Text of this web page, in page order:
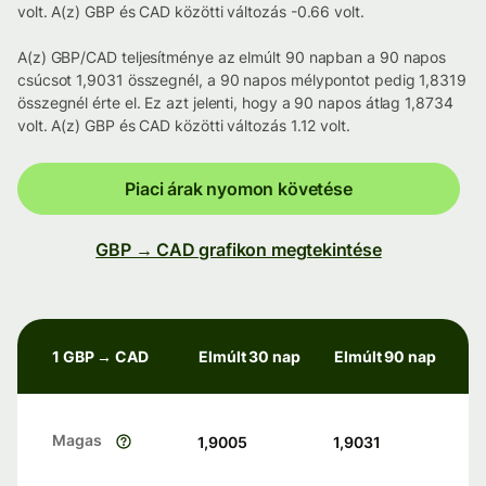
volt. A(z) GBP és CAD közötti változás -0.66 volt.
A(z) GBP/CAD teljesítménye az elmúlt 90 napban a 90 napos
csúcsot 1,9031 összegnél, a 90 napos mélypontot pedig 1,8319
összegnél érte el. Ez azt jelenti, hogy a 90 napos átlag 1,8734
volt. A(z) GBP és CAD közötti változás 1.12 volt.
Piaci árak nyomon követése
GBP → CAD grafikon megtekintése
1 GBP → CAD Elmúlt 30 nap Elmúlt 90 nap
Magas 1,9005 1,9031